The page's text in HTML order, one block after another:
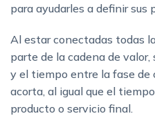
para ayudarles a definir sus
Al estar conectadas todas
parte de la cadena de
y el tiempo entre la fase de
acorta, al igual que el
producto o servicio final.